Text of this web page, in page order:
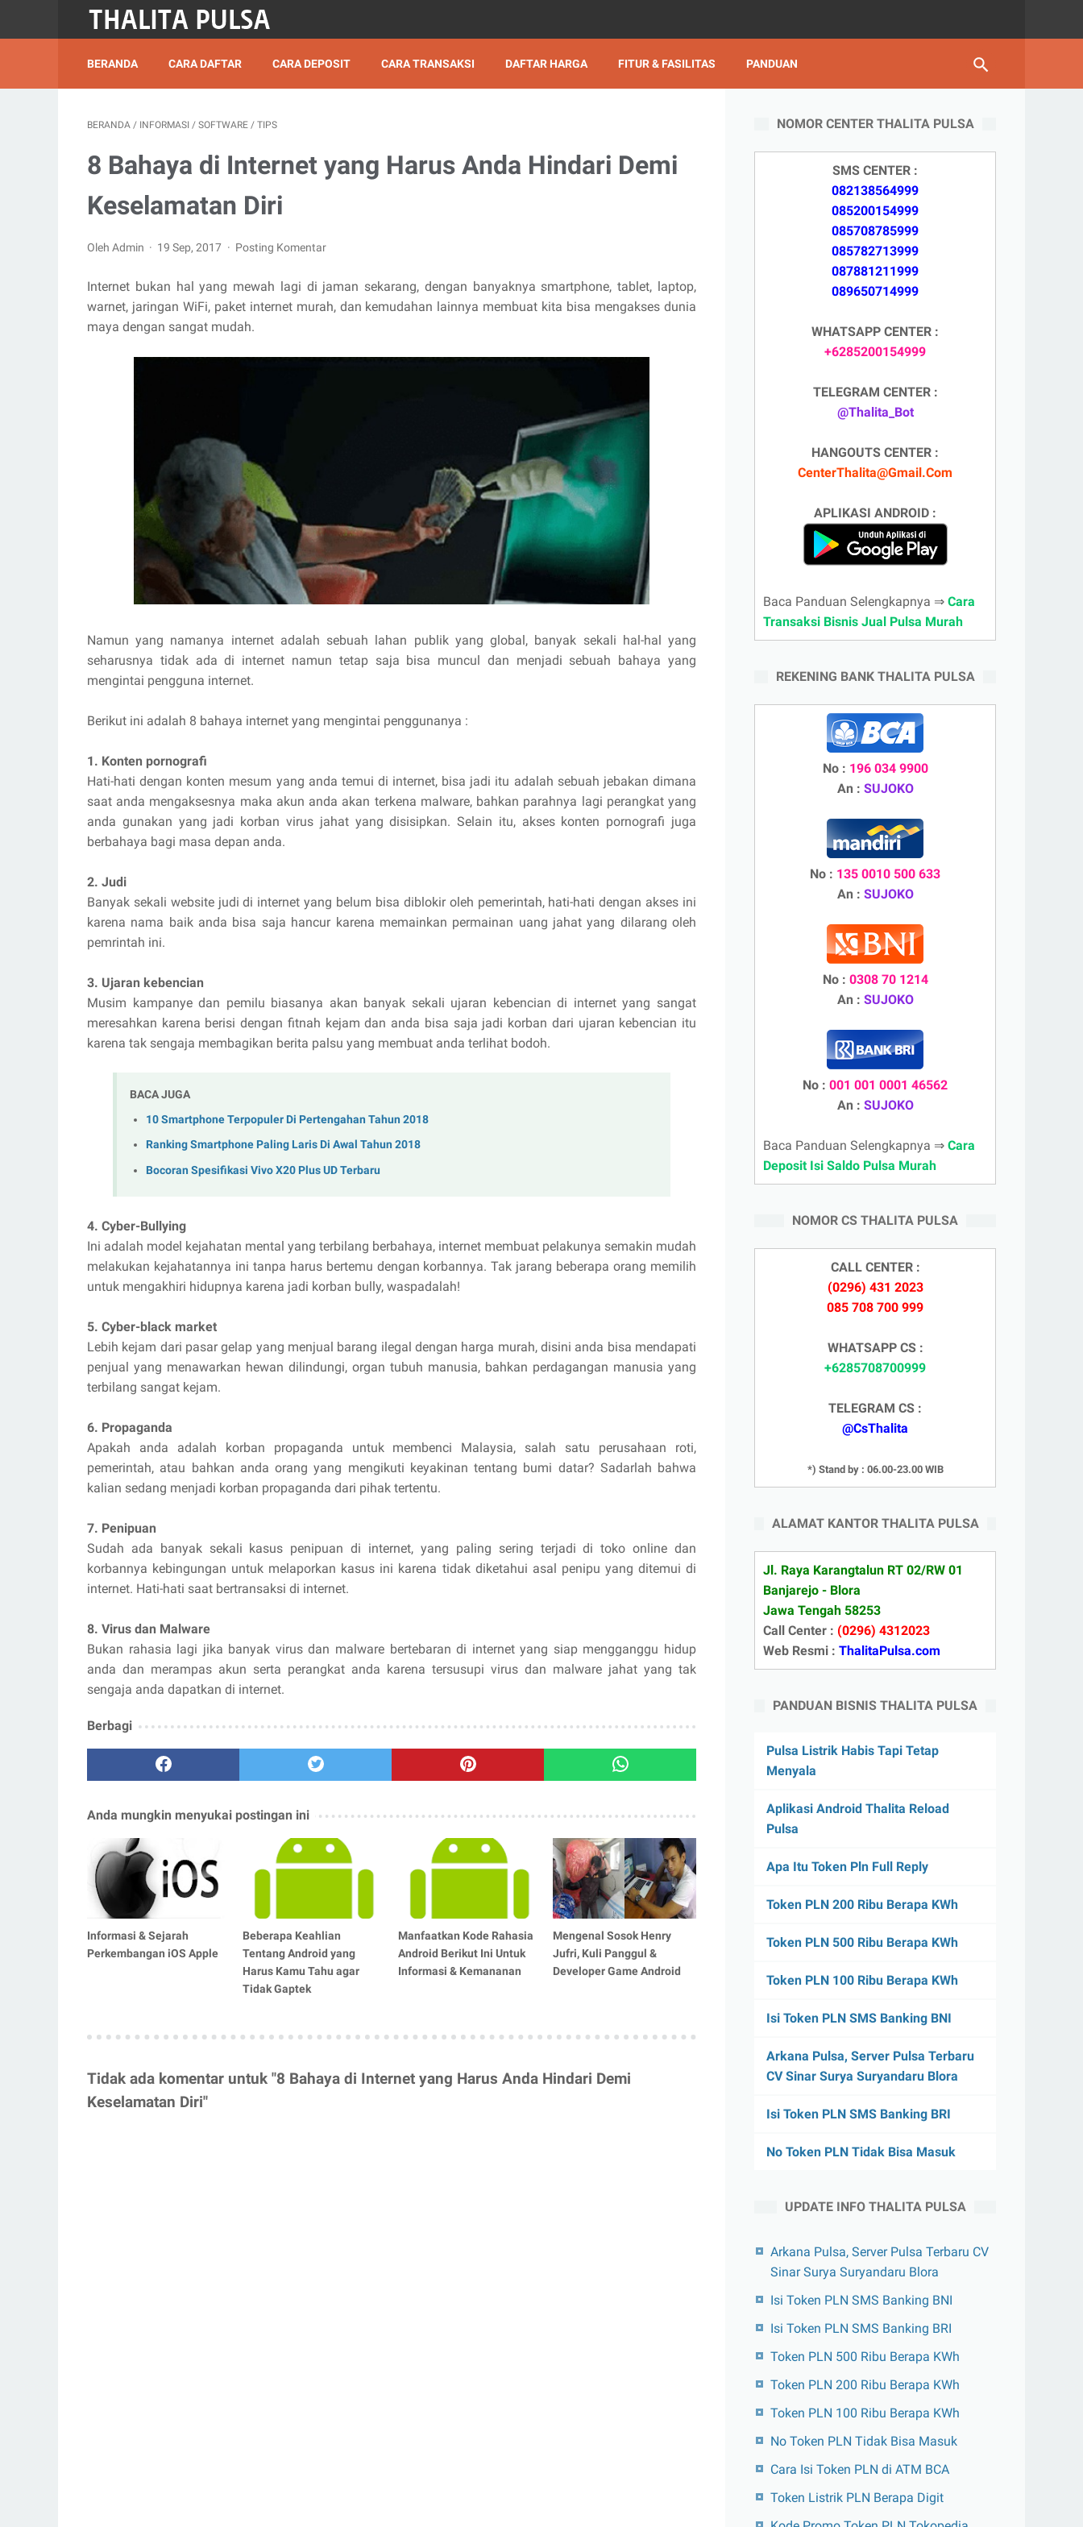
BERANDA CARA DAFTAR CARA DEPOSIT CARA TRANSAKSI DAFTAR HARGA FITUR & FASILITAS PANDUAN
BERANDA / INFORMASI / SOFTWARE / TIPS
8 Bahaya di Internet yang Harus Anda Hindari Demi
Keselamatan Diri
Oleh Admin 19 Sep, 2017 Posting Komentar
Internet bukan hal yang mewah lagi di jaman sekarang, dengan banyaknya smartphone, tablet, laptop,
warnet, jaringan WiFi, paket internet murah, dan kemudahan lainnya membuat kita bisa mengakses dunia
maya dengan sangat mudah.
Namun yang namanya internet adalah sebuah lahan publik yang global, banyak sekali hal-hal yang
seharusnya tidak ada di internet namun tetap saja bisa muncul dan menjadi sebuah bahaya yang
mengintai pengguna internet.
Berikut ini adalah 8 bahaya internet yang mengintai penggunanya :
1. Konten pornografi
Hati-hati dengan konten mesum yang anda temui di internet, bisa jadi itu adalah sebuah jebakan dimana
saat anda mengaksesnya maka akun anda akan terkena malware, bahkan parahnya lagi perangkat yang
anda gunakan yang jadi korban virus jahat yang disisipkan. Selain itu, akses konten pornografi juga
berbahaya bagi masa depan anda.
2. Judi
Banyak sekali website judi di internet yang belum bisa diblokir oleh pemerintah, hati-hati dengan akses ini
karena nama baik anda bisa saja hancur karena memainkan permainan uang jahat yang dilarang oleh
pemrintah ini.
3. Ujaran kebencian
Musim kampanye dan pemilu biasanya akan banyak sekali ujaran kebencian di internet yang sangat
meresahkan karena berisi dengan fitnah kejam dan anda bisa saja jadi korban dari ujaran kebencian itu
karena tak sengaja membagikan berita palsu yang membuat anda terlihat bodoh.
BACA JUGA
10 Smartphone Terpopuler Di Pertengahan Tahun 2018
Ranking Smartphone Paling Laris Di Awal Tahun 2018
Bocoran Spesifikasi Vivo X20 Plus UD Terbaru
4. Cyber-Bullying
Ini adalah model kejahatan mental yang terbilang berbahaya, internet membuat pelakunya semakin mudah
melakukan kejahatannya ini tanpa harus bertemu dengan korbannya. Tak jarang beberapa orang memilih
untuk mengakhiri hidupnya karena jadi korban bully, waspadalah!
5. Cyber-black market
Lebih kejam dari pasar gelap yang menjual barang ilegal dengan harga murah, disini anda bisa mendapati
penjual yang menawarkan hewan dilindungi, organ tubuh manusia, bahkan perdagangan manusia yang
terbilang sangat kejam.
6. Propaganda
Apakah anda adalah korban propaganda untuk membenci Malaysia, salah satu perusahaan roti,
pemerintah, atau bahkan anda orang yang mengikuti keyakinan tentang bumi datar? Sadarlah bahwa
kalian sedang menjadi korban propaganda dari pihak tertentu.
7. Penipuan
Sudah ada banyak sekali kasus penipuan di internet, yang paling sering terjadi di toko online dan
korbannya kebingungan untuk melaporkan kasus ini karena tidak diketahui asal penipu yang ditemui di
internet. Hati-hati saat bertransaksi di internet.
8. Virus dan Malware
Bukan rahasia lagi jika banyak virus dan malware bertebaran di internet yang siap mengganggu hidup
anda dan merampas akun serta perangkat anda karena tersusupi virus dan malware jahat yang tak
sengaja anda dapatkan di internet.
Berbagi
Anda mungkin menyukai postingan ini
Informasi & Sejarah
Perkembangan iOS Apple
Beberapa Keahlian
Tentang Android yang
Harus Kamu Tahu agar
Tidak Gaptek
Manfaatkan Kode Rahasia
Android Berikut Ini Untuk
Informasi & Kemananan
Mengenal Sosok Henry
Jufri, Kuli Panggul &
Developer Game Android
Tidak ada komentar untuk "8 Bahaya di Internet yang Harus Anda Hindari Demi
Keselamatan Diri"
NOMOR CENTER THALITA PULSA
SMS CENTER :
082138564999
085200154999
085708785999
085782713999
087881211999
089650714999
WHATSAPP CENTER :
+6285200154999
TELEGRAM CENTER :
@Thalita_Bot
HANGOUTS CENTER :
CenterThalita@Gmail.Com
APLIKASI ANDROID :
Baca Panduan Selengkapnya ⇒ Cara
Transaksi Bisnis Jual Pulsa Murah
REKENING BANK THALITA PULSA
No : 196 034 9900
An : SUJOKO
No : 135 0010 500 633
An : SUJOKO
No : 0308 70 1214
An : SUJOKO
No : 001 001 0001 46562
An : SUJOKO
Baca Panduan Selengkapnya ⇒ Cara
Deposit Isi Saldo Pulsa Murah
NOMOR CS THALITA PULSA
CALL CENTER :
(0296) 431 2023
085 708 700 999
WHATSAPP CS :
+6285708700999
TELEGRAM CS :
@CsThalita
*) Stand by : 06.00-23.00 WIB
ALAMAT KANTOR THALITA PULSA
Jl. Raya Karangtalun RT 02/RW 01
Banjarejo - Blora
Jawa Tengah 58253
Call Center : (0296) 4312023
Web Resmi : ThalitaPulsa.com
PANDUAN BISNIS THALITA PULSA
Pulsa Listrik Habis Tapi Tetap
Menyala
Aplikasi Android Thalita Reload
Pulsa
Apa Itu Token Pln Full Reply
Token PLN 200 Ribu Berapa KWh
Token PLN 500 Ribu Berapa KWh
Token PLN 100 Ribu Berapa KWh
Isi Token PLN SMS Banking BNI
Arkana Pulsa, Server Pulsa Terbaru
CV Sinar Surya Suryandaru Blora
Isi Token PLN SMS Banking BRI
No Token PLN Tidak Bisa Masuk
UPDATE INFO THALITA PULSA
Arkana Pulsa, Server Pulsa Terbaru CV
Sinar Surya Suryandaru Blora
Isi Token PLN SMS Banking BNI
Isi Token PLN SMS Banking BRI
Token PLN 500 Ribu Berapa KWh
Token PLN 200 Ribu Berapa KWh
Token PLN 100 Ribu Berapa KWh
No Token PLN Tidak Bisa Masuk
Cara Isi Token PLN di ATM BCA
Token Listrik PLN Berapa Digit